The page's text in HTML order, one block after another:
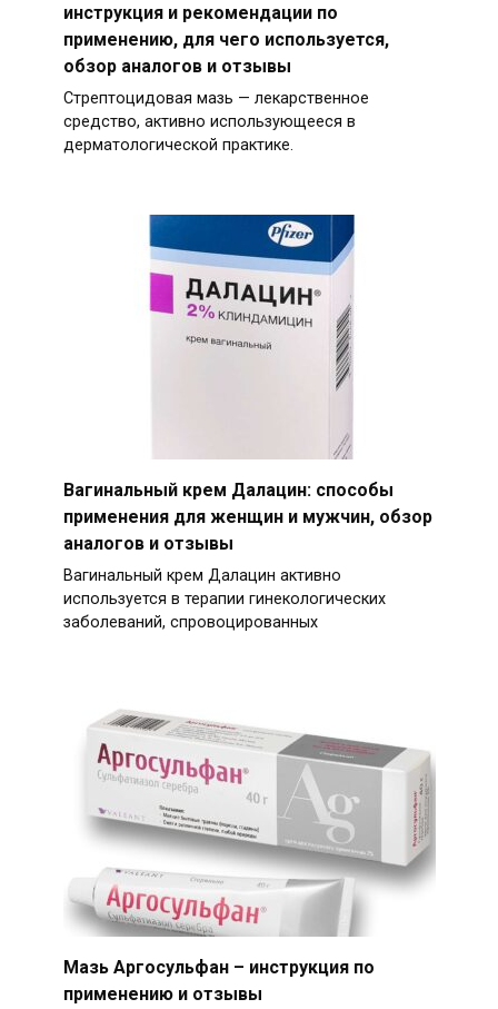
инструкция и рекомендации по
применению, для чего используется,
обзор аналогов и отзывы
Стрептоцидовая мазь — лекарственное
средство, активно использующееся в
дерматологической практике.
Вагинальный крем Далацин: способы
применения для женщин и мужчин, обзор
аналогов и отзывы
Вагинальный крем Далацин активно
используется в терапии гинекологических
заболеваний, спровоцированных
Мазь Аргосульфан – инструкция по
применению и отзывы